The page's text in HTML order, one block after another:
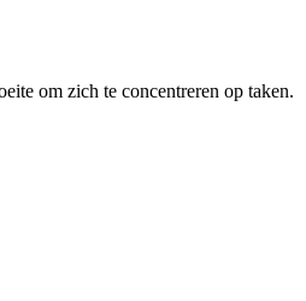
om zich te concentreren op taken.